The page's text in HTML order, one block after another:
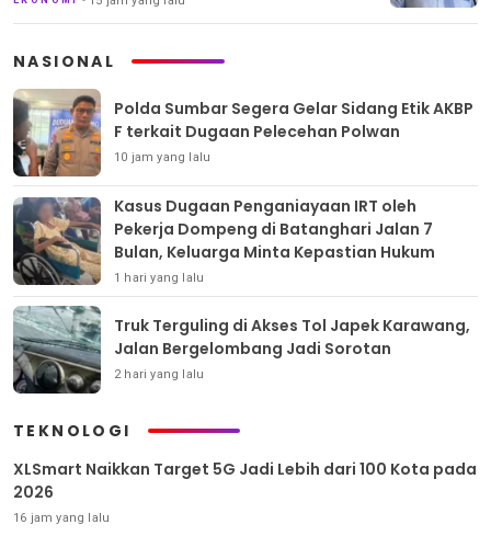
NASIONAL
Polda Sumbar Segera Gelar Sidang Etik AKBP
F terkait Dugaan Pelecehan Polwan
10 jam yang lalu
Kasus Dugaan Penganiayaan IRT oleh
Pekerja Dompeng di Batanghari Jalan 7
Bulan, Keluarga Minta Kepastian Hukum
1 hari yang lalu
Truk Terguling di Akses Tol Japek Karawang,
Jalan Bergelombang Jadi Sorotan
2 hari yang lalu
TEKNOLOGI
XLSmart Naikkan Target 5G Jadi Lebih dari 100 Kota pada
2026
16 jam yang lalu